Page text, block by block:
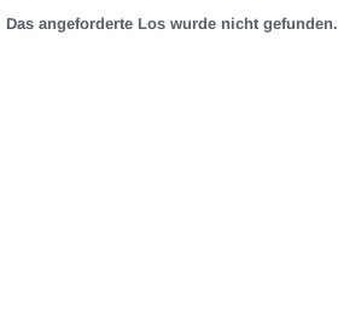
Das angeforderte Los wurde nicht gefunden.